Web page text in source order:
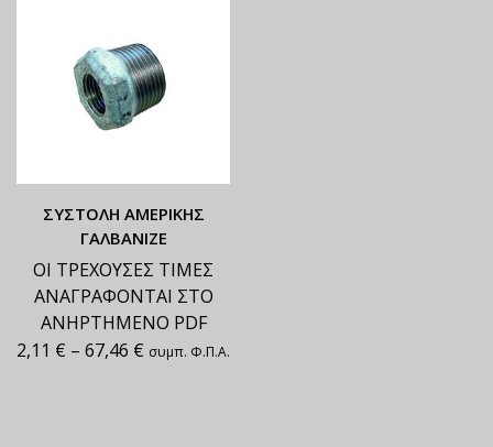
ΣΥΣΤΟΛΗ ΑΜΕΡΙΚΗΣ
ΓΑΛΒΑΝΙΖΕ
ΟΙ ΤΡΕΧΟΥΣΕΣ ΤΙΜΕΣ
ΑΝΑΓΡΑΦΟΝΤΑΙ ΣΤΟ
ΑΝΗΡΤΗΜΕΝΟ PDF
2,11 € – 67,46 € συμπ. Φ.Π.Α.